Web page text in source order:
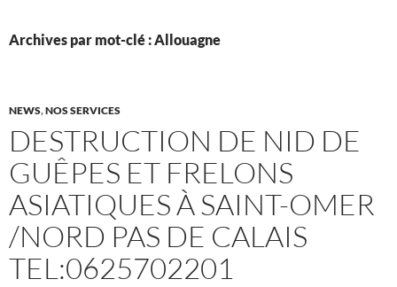
Archives par mot-clé : Allouagne
NEWS,NOS SERVICES
DESTRUCTION DE NID DE
GUÊPES ET FRELONS
ASIATIQUES À SAINT-OMER
/NORD PAS DE CALAIS
TEL:0625702201